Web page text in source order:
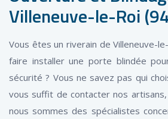
Villeneuve-le-Roi
Vous êtes un riverain de Villeneuve-
faire installer une porte blindée
sécurité ? Vous ne savez pas qui
vous suffit de contacter nos
nous sommes des spécialistes